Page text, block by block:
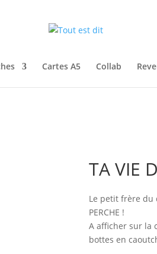
Cartes A5 Collab
TA VIE
Le petit frère du
PERCHE !
A afficher sur la
bottes en